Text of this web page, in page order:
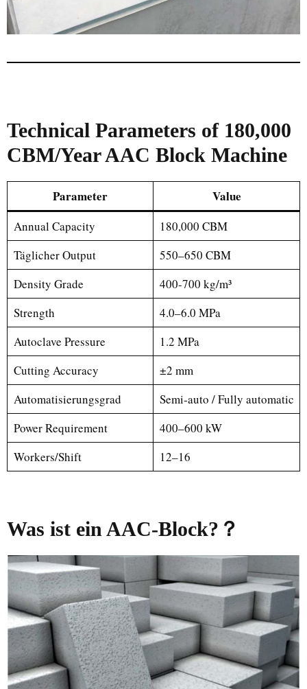
Technical Parameters of 180,000
CBM/Year AAC Block Machine
Parameter Value
Annual Capacity
180,000 CBM
Täglicher Output
550–650 CBM
Density Grade
400-700 kg/m³
Strength
4.0–6.0 MPa
Autoclave Pressure
1.2 MPa
Cutting Accuracy
±2 mm
Automatisierungsgrad
Semi-auto / Fully automatic
Power Requirement
400–600 kW
Workers/Shift
12–16
Was ist ein AAC-Block? ？
Russian
Portuguese
Italian
Indonesian
Malay
Uzbek